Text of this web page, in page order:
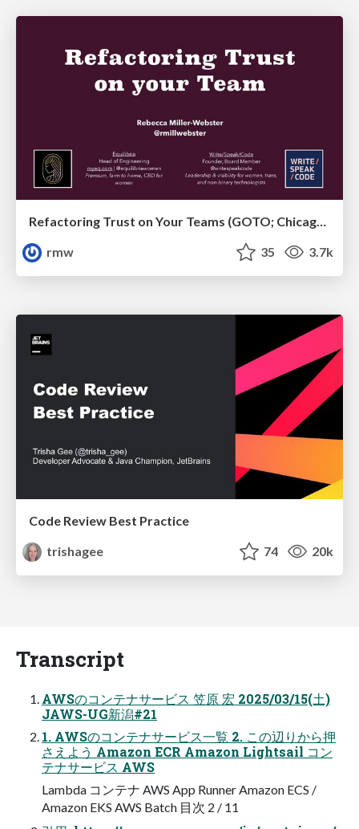
Refactoring Trust on Your Teams (GOTO; Chicago 2020)
rmw
35 3.7k
Code Review Best Practice
trishagee
74 20k
Transcript
AWSのコンテナサービス 笠原 宏 2025/03/15(土)
JAWS-UG新潟#21
1. AWSのコンテナサービス一覧 2. この辺りから押
さえよう Amazon ECR Amazon Lightsail コン
テナサービス AWS
Lambda コンテナ AWS App Runner Amazon ECS /
Amazon EKS AWS Batch 目次 2 / 11